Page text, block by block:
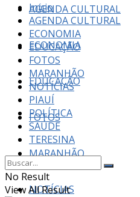
AGENDA CULTURAL
ECONOMIA
EDUCAÇÃO
FOTOS
MARANHÃO
NOTÍCIAS
Início
AGENDA CULTURAL
ECONOMIA
EDUCAÇÃO
FOTOS
MARANHÃO
NOTÍCIAS
PIAUÍ
POLÍTICA
SAÚDE
TERESINA
No Result
View All Result